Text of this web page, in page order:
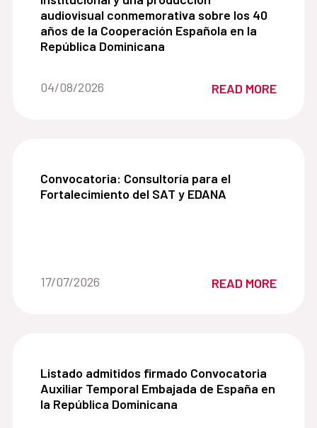
audiovisual conmemorativa sobre los 40
años de la Cooperación Española en la
República Dominicana
Date of the news::
04/08/2026 READ MORE
Convocatoria: Consultoría para el
Convocatoria: Consultoría para el
Fortalecimiento del SAT y EDANA
Date of the news::
17/07/2026 READ MORE
Listado admitidos firmado Convocatoria Auxiliar
Listado admitidos firmado Convocatoria
Auxiliar Temporal Embajada de España en
la República Dominicana